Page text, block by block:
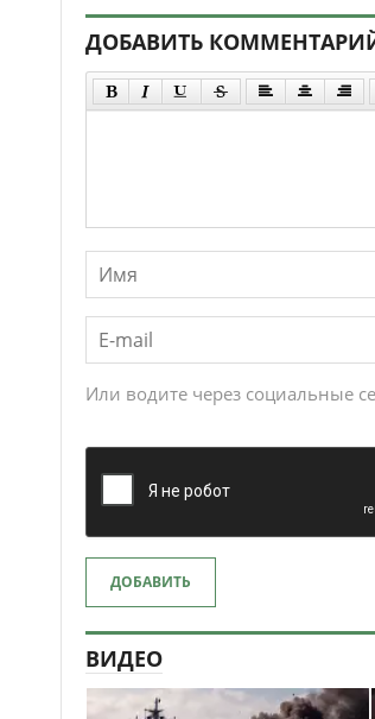
ДОБАВИТЬ
Или водите через социальные
ДОБАВИТЬ
ВИДЕО